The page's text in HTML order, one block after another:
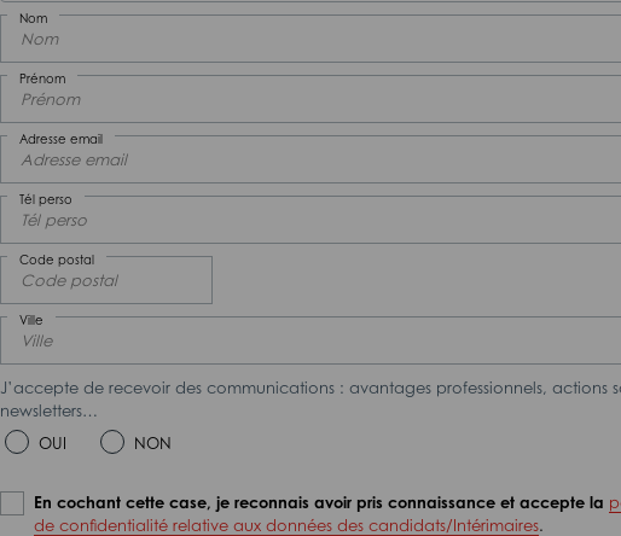
Nom
Prénom
Adresse email
Tél perso
Code postal
Ville
J’accepte de recevoir des communications : avantages professionnels, actions
newsletters…
OUI
NON
En cochant cette case, je reconnais avoir pris connaissance et accepte la
de confidentialité relative aux données des candidats/Intérimaires.